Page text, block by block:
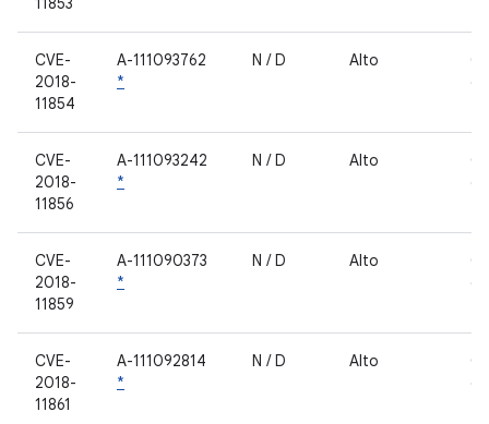
CVE-
2018-
11854
A-111093762
*
N / D Alto
CVE-
2018-
11856
A-111093242
*
N / D Alto
CVE-
2018-
11859
A-111090373
*
N / D Alto
CVE-
2018-
11861
A-111092814
*
N / D Alto